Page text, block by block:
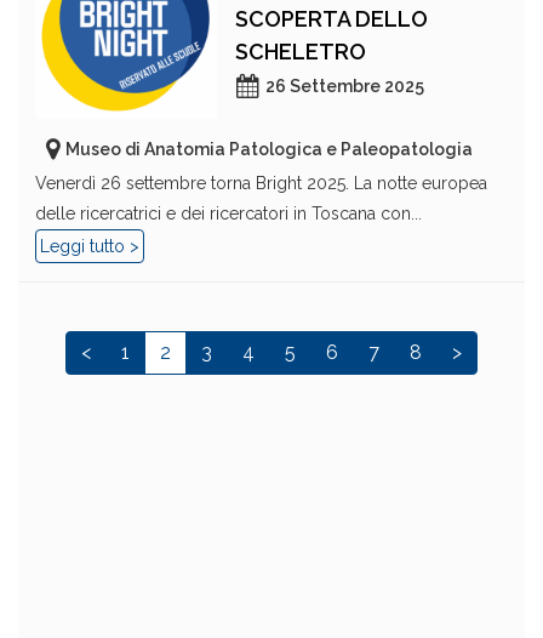
SCOPERTA DELLO
SCHELETRO
26 Settembre 2025
Museo di Anatomia Patologica e Paleopatologia
Venerdì 26 settembre torna Bright 2025. La notte europea
delle ricercatrici e dei ricercatori in Toscana con...
Leggi tutto >
< 1 2 3 4 5 6 7 8 >